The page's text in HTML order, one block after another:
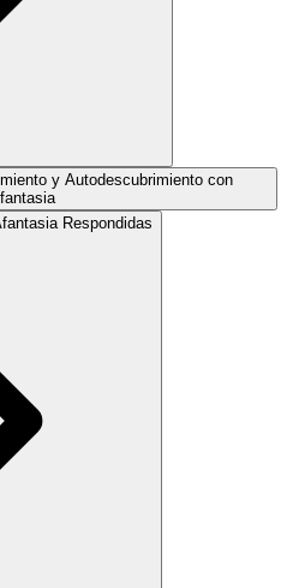
y Autodescubrimiento con
Respondidas